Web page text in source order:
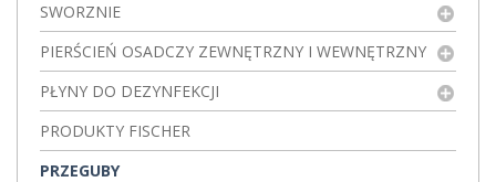
SWORZNIE
PIERŚCIEŃ OSADCZY ZEWNĘTRZNY I WEWNĘTRZNY
PŁYNY DO DEZYNFEKCJI
PRODUKTY FISCHER
PRZEGUBY